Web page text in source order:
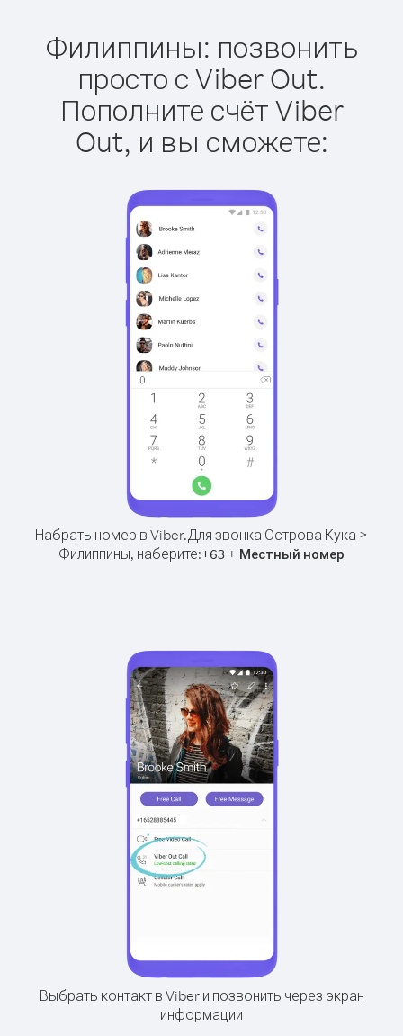
Филиппины: позвонить
просто с Viber Out.
Пополните счёт Viber
Out, и вы сможете:
Набрать номер в Viber.Для звонка Острова Кука >
Филиппины, наберите:+63 + Местный номер
Выбрать контакт в Viber и позвонить через экран
информации